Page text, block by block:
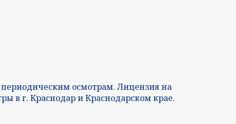
осмотрам. Лицензия на
в г. Краснодар и Краснодарском крае.